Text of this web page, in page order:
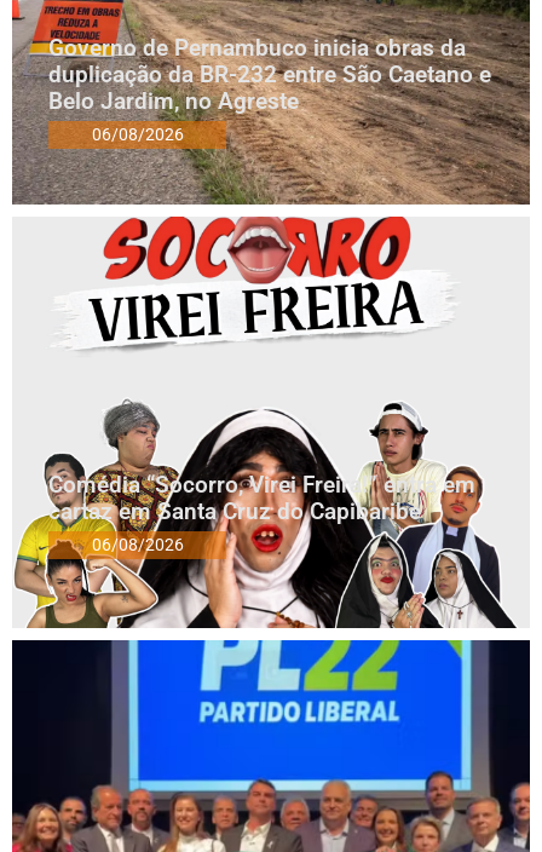
Governo de Pernambuco inicia obras da
duplicação da BR-232 entre São Caetano e
Belo Jardim, no Agreste
06/08/2026
Comédia “Socorro, Virei Freira!” entra em
cartaz em Santa Cruz do Capibaribe
06/08/2026